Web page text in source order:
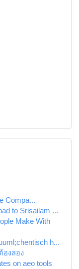
Compa...
to Srisailam ...
Make With
h...
งลอง
on aeo tools